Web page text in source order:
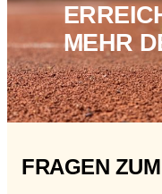
MEHR
FRAGEN